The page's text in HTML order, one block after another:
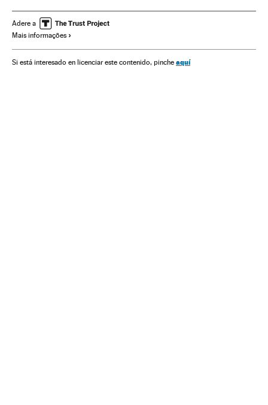
Espetáculos Meios comunicação
Adere a
Mais informações
Si está interesado en licenciar este contenido, pinche aquí